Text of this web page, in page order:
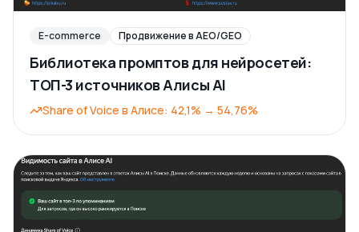
E-commerce Продвижение в AEO/GEO
Библиотека промптов для нейросетей:
ТОП-3 источников Алисы AI
Share of Voice в Алисе: 42,1% → 54,76%